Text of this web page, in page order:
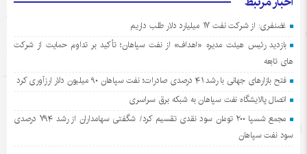
غضنفری: از شرکت نفت ۱۷ میلیارد دلار طلب داریم
بازدید رئیس هیئت مدیره «اهداف» از نفت سپاهان؛ تأکید بر تداوم حمایت از شرکت
های تابعه
فتح بازارهای جهانی با رشد ۴۱ درصدی صادرات؛ نفت سپاهان ۹۰ میلیون دلار ارزآوری کرد
اتصال پالایشگاه نفت سپاهان به شبکه برق سراسری
مجمع شسپا ۲۰۰ تومان سود نقدی تقسیم کرد/ شگفتی سهامداران از رشد ۷۹۴ درصدی
سود نفت سپاهان